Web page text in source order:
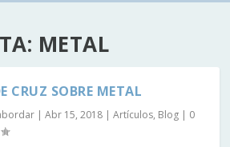
METAL
CRUZ SOBRE METAL
| Abr 15, 2018| Artículos, Blog| 0